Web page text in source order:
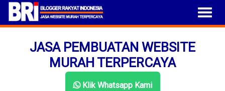
JASA PEMBUATAN WEBSITE
MURAH TERPERCAYA
Klik Whatsapp Kami